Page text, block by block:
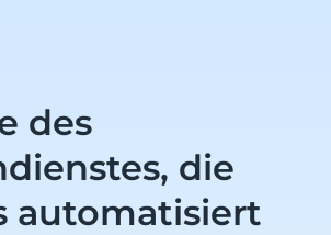
des
die
automatisiert